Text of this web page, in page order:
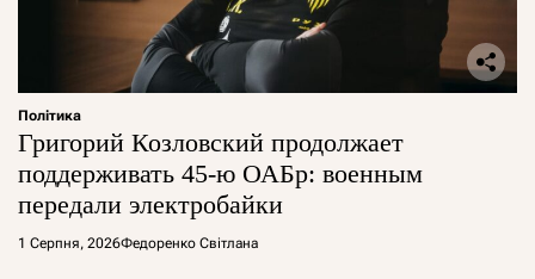
Політика
Григорий Козловский продолжает
поддерживать 45-ю ОАБр: военным
передали электробайки
1 Серпня, 2026Федоренко Світлана